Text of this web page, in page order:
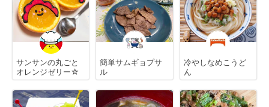
サンサンの丸ごと
オレンジゼリー☆
簡単サムギョプサ
ル
冷やしなめこうど
ん